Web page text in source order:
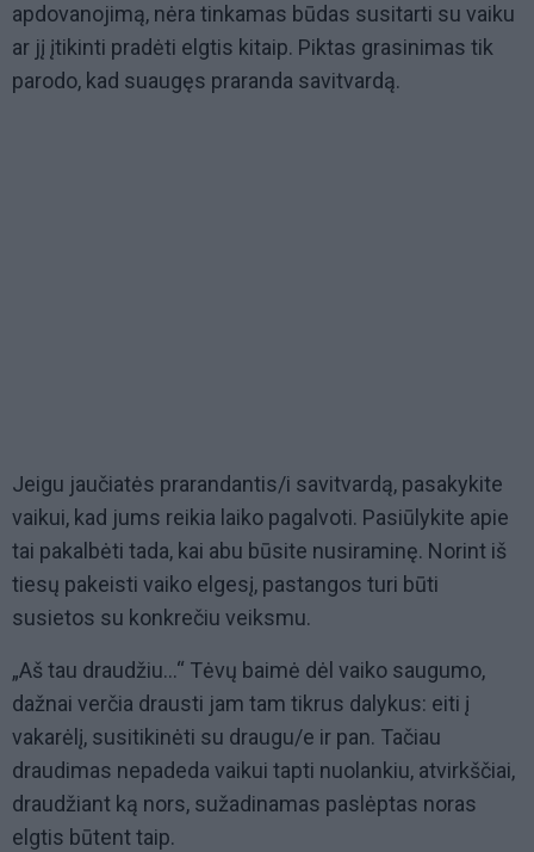
apdovanojimą, nėra tinkamas būdas susitarti su vaiku
ar jį įtikinti pradėti elgtis kitaip. Piktas grasinimas tik
parodo, kad suaugęs praranda savitvardą.
Jeigu jaučiatės prarandantis/i savitvardą, pasakykite
vaikui, kad jums reikia laiko pagalvoti. Pasiūlykite apie
tai pakalbėti tada, kai abu būsite nusiraminę. Norint iš
tiesų pakeisti vaiko elgesį, pastangos turi būti
susietos su konkrečiu veiksmu.
„Aš tau draudžiu…“ Tėvų baimė dėl vaiko saugumo,
dažnai verčia drausti jam tam tikrus dalykus: eiti į
vakarėlį, susitikinėti su draugu/e ir pan. Tačiau
draudimas nepadeda vaikui tapti nuolankiu, atvirkščiai,
draudžiant ką nors, sužadinamas paslėptas noras
elgtis būtent taip.